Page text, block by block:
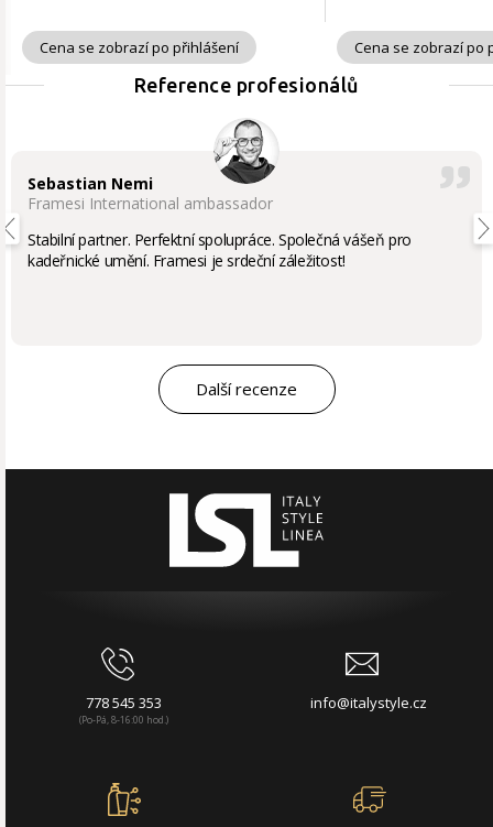
Cena se zobrazí po přihlášení Cena se zobrazí po
Reference profesionálů
Sebastian Nemi
Framesi International ambassador
Stabilní partner. Perfektní spolupráce. Společná vášeň pro
kadeřnické umění. Framesi je srdeční záležitost!
Další recenze
778 545 353
(Po-Pá, 8-16:00 hod.)
info@italystyle.cz